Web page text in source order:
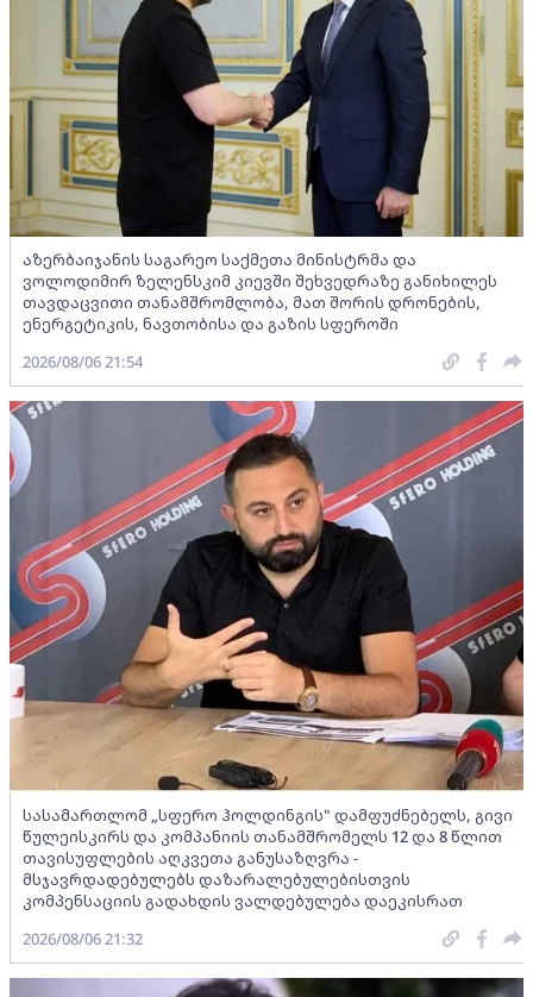
აზერბაიჯანის საგარეო საქმეთა მინისტრმა და
ვოლოდიმირ ზელენსკიმ კიევში შეხვედრაზე განიხილეს
თავდაცვითი თანამშრომლობა, მათ შორის დრონების,
ენერგეტიკის, ნავთობისა და გაზის სფეროში
2026/08/06 21:54
სასამართლომ „სფერო ჰოლდინგის" დამფუძნებელს, გივი
წულეისკირს და კომპანიის თანამშრომელს 12 და 8 წლით
თავისუფლების აღკვეთა განუსაზღვრა -
მსჯავრდადებულებს დაზარალებულებისთვის
კომპენსაციის გადახდის ვალდებულება დაეკისრათ
2026/08/06 21:32